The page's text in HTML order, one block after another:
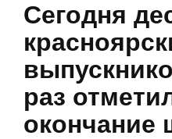
Сегодня
раз
окончание